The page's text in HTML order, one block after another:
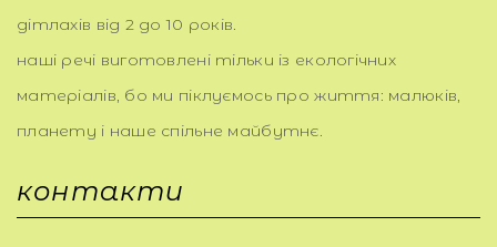
дітлахів від 2 до 10 років.
наші речі виготовлені тільки із екологічних
матеріалів, бо ми піклуємось про життя: малюків,
планету і наше спільне майбутнє.
контакти